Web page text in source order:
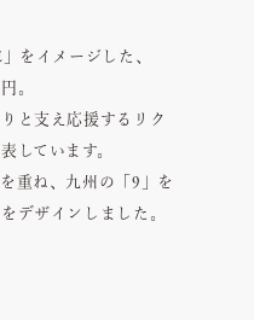
をイメージした、
。
と支え応援するリク
しています。
重ね、九州の「9」を
デザインしました。